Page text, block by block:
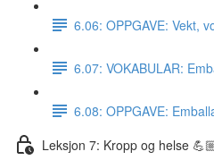
6.06: OPPGAVE: Vekt,
6.07: VOKABULAR:
6.08: OPPGAVE:
Leksjon 7: Kropp og helse